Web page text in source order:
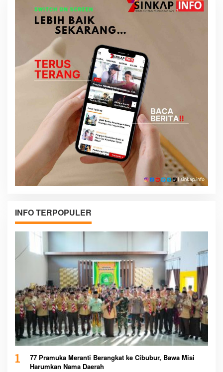
INFO TERPOPULER
1
77 Pramuka Meranti Berangkat ke Cibubur, Bawa Misi
Harumkan Nama Daerah